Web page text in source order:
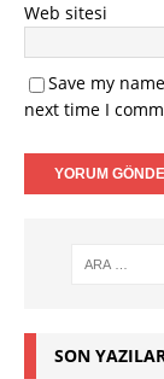
Web sitesi
Save my
next time I
SON